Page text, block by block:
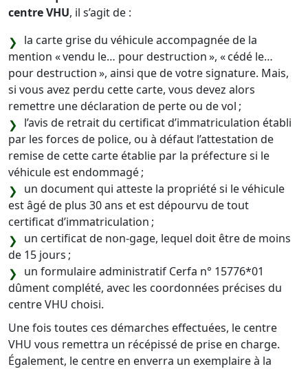
centre VHU, il s’agit de :
la carte grise du véhicule accompagnée de la
mention « vendu le… pour destruction », « cédé le…
pour destruction », ainsi que de votre signature. Mais,
si vous avez perdu cette carte, vous devez alors
remettre une déclaration de perte ou de vol ;
l’avis de retrait du certificat d’immatriculation établi
par les forces de police, ou à défaut l’attestation de
remise de cette carte établie par la préfecture si le
véhicule est endommagé ;
un document qui atteste la propriété si le véhicule
est âgé de plus 30 ans et est dépourvu de tout
certificat d’immatriculation ;
un certificat de non-gage, lequel doit être de moins
de 15 jours ;
un formulaire administratif Cerfa n° 15776*01
dûment complété, avec les coordonnées précises du
centre VHU choisi.
Une fois toutes ces démarches effectuées, le centre
VHU vous remettra un récépissé de prise en charge.
Également, le centre en enverra un exemplaire à la